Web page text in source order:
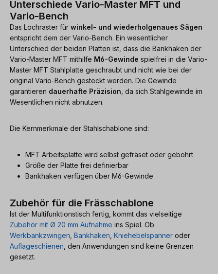
Unterschiede Vario-Master MFT und
Vario-Bench
Das Lochraster für winkel- und wiederholgenaues Sägen
entspricht dem der Vario-Bench. Ein wesentlicher
Unterschied der beiden Platten ist, dass die Bankhaken der
Vario-Master MFT mithilfe M6-Gewinde spielfrei in die Vario-
Master MFT Stahlplatte geschraubt und nicht wie bei der
original Vario-Bench gesteckt werden. Die Gewinde
garantieren dauerhafte Präzision , da sich Stahlgewinde im
Wesentlichen nicht abnutzen.
Die Kernmerkmale der Stahlschablone sind:
MFT Arbeitsplatte wird selbst gefräset oder gebohrt
Größe der Platte frei definierbar
Bankhaken verfügen über M6-Gewinde
Zubehör für die Frässchablone
Ist der Multifunktionstisch fertig, kommt das vielseitige
Zubehör mit Ø 20 mm Aufnahme ins Spiel. Ob
Werkbankzwingen Bankhaken Kniehebelspanner oder
Auflageschienen , den Anwendungen sind keine Grenzen
gesetzt.